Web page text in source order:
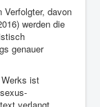
Verfolgter, davon
werden die
genauer
ist
verlangt,